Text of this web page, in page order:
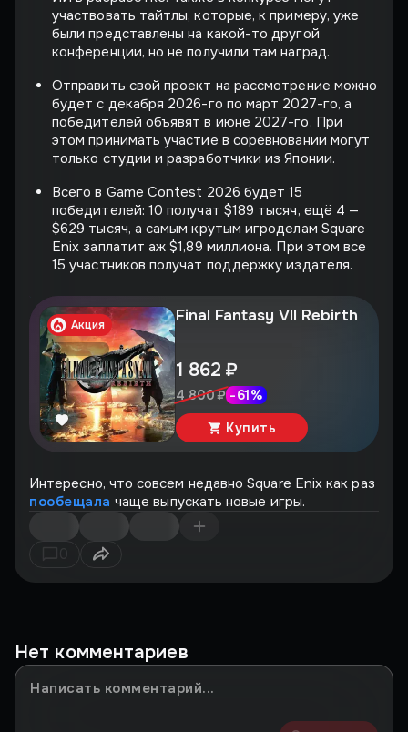
участвовать тайтлы, которые, к примеру, уже
были представлены на какой-то другой
конференции, но не получили там наград.
Отправить свой проект на рассмотрение можно
будет с декабря 2026-го по март 2027-го, а
победителей объявят в июне 2027-го. При
этом принимать участие в соревновании могут
только студии и разработчики из Японии.
Всего в Game Contest 2026 будет 15
победителей: 10 получат $189 тысяч, ещё 4 —
$629 тысяч, а самым крутым игроделам Square
Enix заплатит аж $1,89 миллиона. При этом все
15 участников получат поддержку издателя.
Акция Final Fantasy VII Rebirth
1 862 ₽
4 800 ₽ -61%
Купить
Интересно, что совсем недавно Square Enix как раз
пообещала чаще выпускать новые игры.
0
Нет комментариев